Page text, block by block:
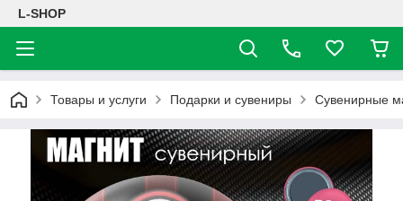
L-SHOP
Товары и услуги Подарки и сувениры Сувенирные